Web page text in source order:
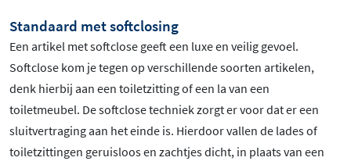
Standaard met softclosing
Een artikel met softclose geeft een luxe en veilig gevoel.
Softclose kom je tegen op verschillende soorten artikelen,
denk hierbij aan een toiletzitting of een la van een
toiletmeubel. De softclose techniek zorgt er voor dat er een
sluitvertraging aan het einde is. Hierdoor vallen de lades of
toiletzittingen geruisloos en zachtjes dicht, in plaats van een